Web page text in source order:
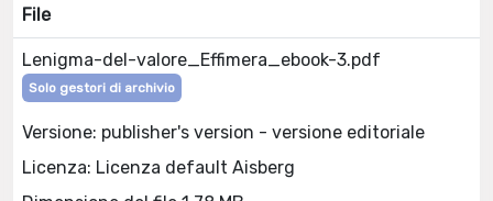
File
Lenigma-del-valore_Effimera_ebook-3.pdf
Solo gestori di archivio
Versione: publisher's version - versione editoriale
Licenza: Licenza default Aisberg